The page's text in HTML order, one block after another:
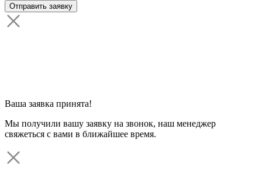
Ваша заявка принята!
Мы получили вашу заявку на звонок, наш менеджер
свяжеться с вами в ближайшее время.